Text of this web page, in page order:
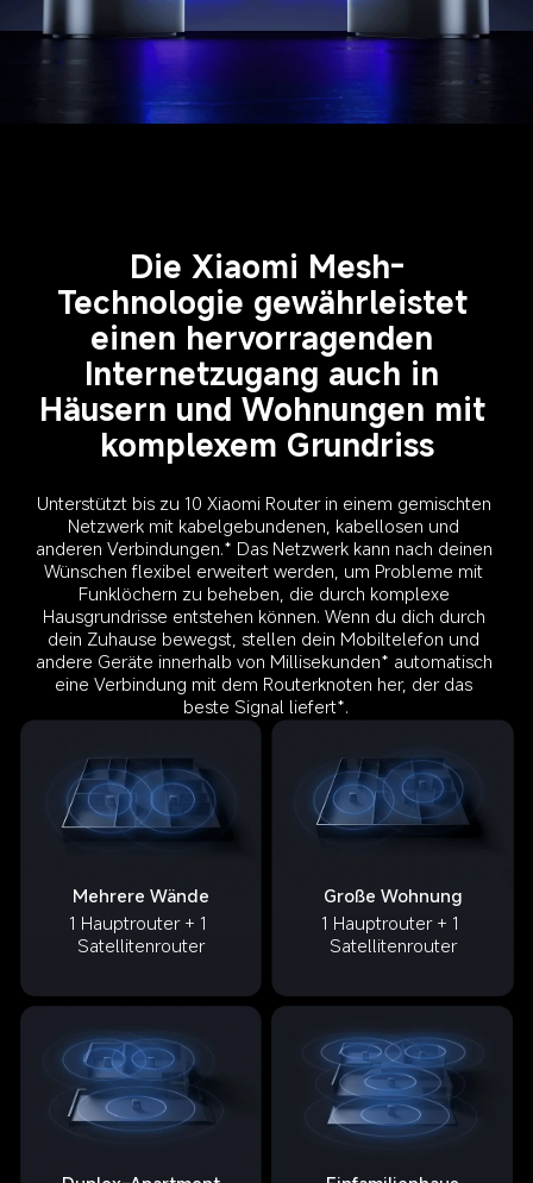
Die Xiaomi Mesh-
Technologie gewährleistet
einen hervorragenden
Internetzugang auch in
Häusern und Wohnungen mit
komplexem Grundriss
Unterstützt bis zu 10 Xiaomi Router in einem gemischten
Netzwerk mit kabelgebundenen, kabellosen und
anderen Verbindungen.* Das Netzwerk kann nach deinen
Wünschen flexibel erweitert werden, um Probleme mit
Funklöchern zu beheben, die durch komplexe
Hausgrundrisse entstehen können. Wenn du dich durch
dein Zuhause bewegst, stellen dein Mobiltelefon und
andere Geräte innerhalb von Millisekunden* automatisch
eine Verbindung mit dem Routerknoten her, der das
Mehrere Wände
1 Hauptrouter + 1
Satellitenrouter
Große Wohnung
1 Hauptrouter + 1
Satellitenrouter